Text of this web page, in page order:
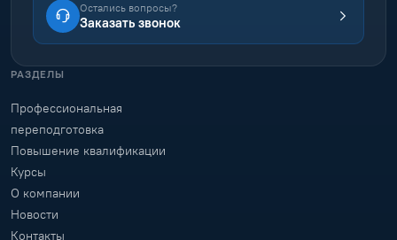
Остались вопросы?
Заказать звонок
РАЗДЕЛЫ
Профессиональная
переподготовка
Повышение квалификации
Курсы
О компании
Новости
Контакты